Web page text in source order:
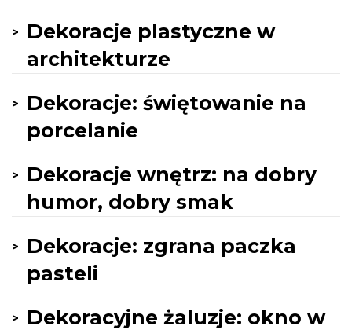
Dekoracje plastyczne w
architekturze
Dekoracje: świętowanie na
porcelanie
Dekoracje wnętrz: na dobry
humor, dobry smak
Dekoracje: zgrana paczka
pasteli
Dekoracyjne żaluzje: okno w